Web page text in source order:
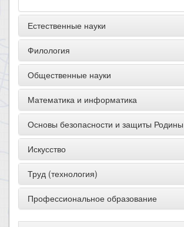
Естественные науки
Филология
Общественные науки
Математика и информатика
Основы безопасности и защиты Родины
Искусство
Труд (технология)
Профессиональное образование